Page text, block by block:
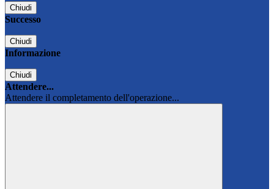
Chiudi
Successo
Chiudi
Informazione
Chiudi
Attendere...
Attendere il completamento dell'operazione...